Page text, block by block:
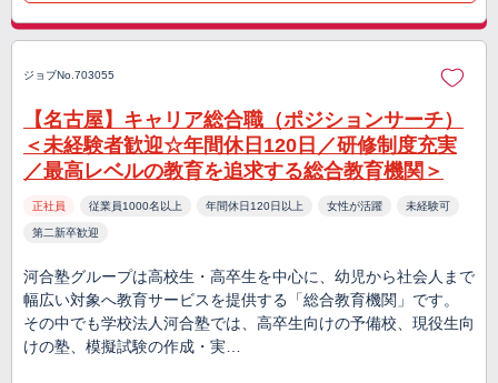
ジョブNo.703055
【名古屋】キャリア総合職（ポジションサーチ）
＜未経験者歓迎☆年間休日120日／研修制度充実
／最高レベルの教育を追求する総合教育機関＞
正社員 従業員1000名以上 年間休日120日以上 女性が活躍 未経験可
第二新卒歓迎
河合塾グループは高校生・高卒生を中心に、幼児から社会人まで
幅広い対象へ教育サービスを提供する「総合教育機関」です。
その中でも学校法人河合塾では、高卒生向けの予備校、現役生向
けの塾、模擬試験の作成・実…